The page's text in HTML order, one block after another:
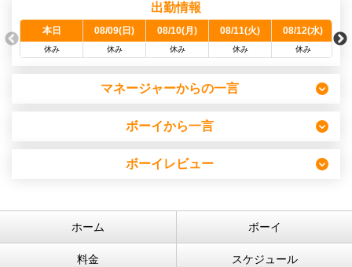
出勤情報
本日
休み
08/09(日)
休み
08/10(月)
休み
08/11(火)
休み
08/12(水)
休み
マネージャーからの一言
ボーイから一言
ボーイレビュー
ホーム ボーイ
料金 スケジュール